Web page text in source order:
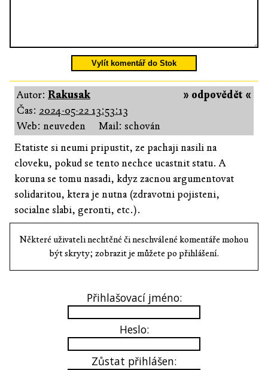
Vylít komentář do Stok
» odpovědět «
Autor: Rakusak
Čas: 2024-05-22 13:53:13
Web: neuveden
Mail: schován
Etatiste si neumi pripustit, ze pachaji nasili na
cloveku, pokud se tento nechce ucastnit statu. A
koruna se tomu nasadi, kdyz zacnou argumentovat
solidaritou, ktera je nutna (zdravotni pojisteni,
socialne slabi, geronti, etc.).
Některé uživateli nechtěné či neschválené komentáře mohou
být skryty; zobrazit je můžete po přihlášení.
Přihlašovací jméno:
Heslo:
Zůstat přihlášen: